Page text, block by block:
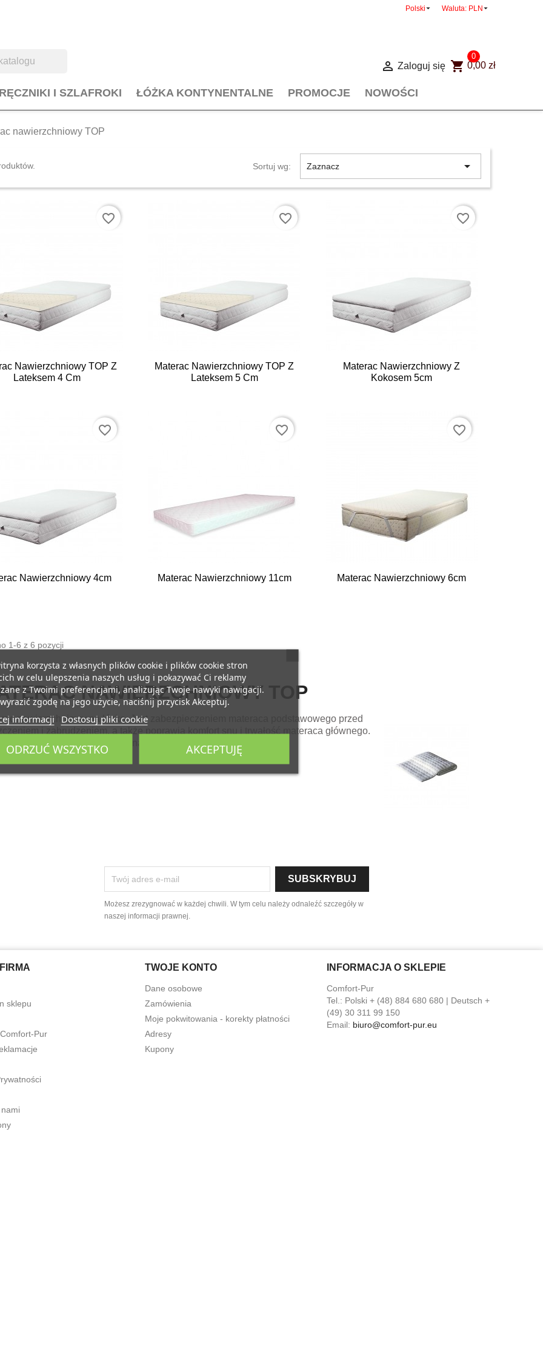
Polski Waluta: PLN
shopping_cart
0
0,00 zł
 Zaloguj się
korzysta z własnych plików cookie i plików cookie stron
w celu ulepszenia naszych usług i pokazywać Ci reklamy
z Twoimi preferencjami, analizując Twoje nawyki nawigacji.
zgodę na jego użycie, naciśnij przycisk Akceptuj.
informacji Dostosuj pliki cookie
ODRZUĆ WSZYSTKO AKCEPTUJĘ
RĘCZNIKI I SZLAFROKI ŁÓŻKA KONTYNENTALNE PROMOCJE NOWOŚCI
nawierzchniowy TOP
Sortuj wg: Zaznacz 
Nawierzchniowy TOP Z
Lateksem 4 Cm
Szybki podgląd
favorite_border
Materac Nawierzchniowy TOP Z
Lateksem 5 Cm
Szybki podgląd
favorite_border
Materac Nawierzchniowy Z
Kokosem 5cm
Szybki podgląd
favorite_border
Nawierzchniowy 4cm
 Szybki podgląd
favorite_border
Materac Nawierzchniowy 11cm
Szybki podgląd
favorite_border
Materac Nawierzchniowy 6cm
 Szybki podgląd
favorite_border
1-6 z 6 pozycji
NAWIERZCHNIOWY TOP
nawierzchniowy na łózko. Jest zabezpieczeniem materaca podstawowego przed
i zabrudzeniem, a także poprawia komfort snu i trwałość materaca głównego.
jako wyposażenie pensjonatów i hoteli.
Możesz zrezygnować w każdej chwili. W tym celu należy odnaleźć szczegóły w
naszej informacji prawnej.
sklepu
Pur
TWOJE KONTO
Dane osobowe
Zamówienia
Moje pokwitowania - korekty płatności
Adresy
Kupony
INFORMACJA O SKLEPIE
Comfort-Pur
Tel.: Polski + (48) 884 680 680 | Deutsch +
(49) 30 311 99 150
Email: biuro@comfort-pur.eu